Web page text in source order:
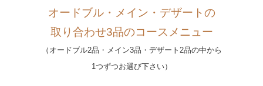
コンセプト
オードブル・メイン・デザートの
取り合わせ3品のコースメニュー
（オードブル2品・メイン3品・デザート2品の中から
1つずつお選び下さい）